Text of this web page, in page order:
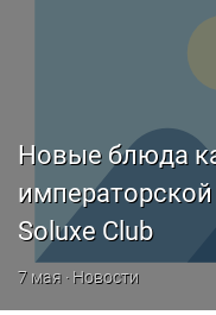
Новые блюда
Soluxe Club
7 мая · Новости